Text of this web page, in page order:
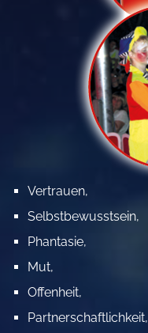
Vertrauen,
Selbstbewusstsein,
Phantasie,
Mut,
Offenheit,
Partnerschaftlichkeit,